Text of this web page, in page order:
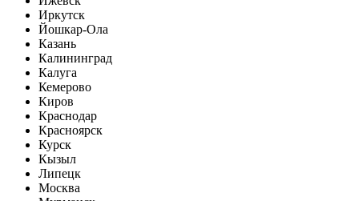
Иркутск
Йошкар-Ола
Казань
Калининград
Калуга
Кемерово
Киров
Краснодар
Красноярск
Курск
Кызыл
Липецк
Москва